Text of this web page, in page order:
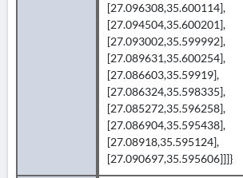
[27.096308,35.600114],
[27.094504,35.600201],
[27.093002,35.599992],
[27.089631,35.600254],
[27.086603,35.59919],
[27.086324,35.598335],
[27.085272,35.596258],
[27.086904,35.595438],
[27.08918,35.595124],
[27.090697,35.595606]]]}